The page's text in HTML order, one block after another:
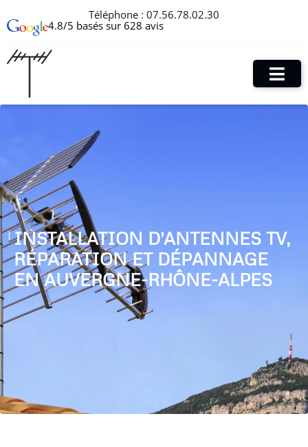
Téléphone : 07.56.78.02.30
4.8/5 basés sur 628 avis
INSTALLATION D'ANTENNES TV,
RÉPARATION ET DÉPANNAGE
EN AUVERGNE-RHÔNE-ALPES